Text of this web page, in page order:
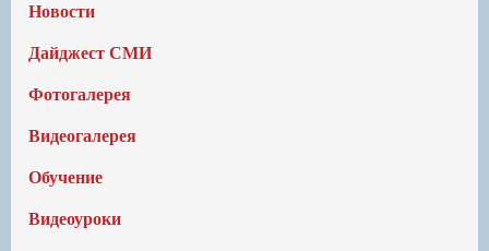
Новости
Дайджест СМИ
Фотогалерея
Видеогалерея
Обучение
Видеоуроки